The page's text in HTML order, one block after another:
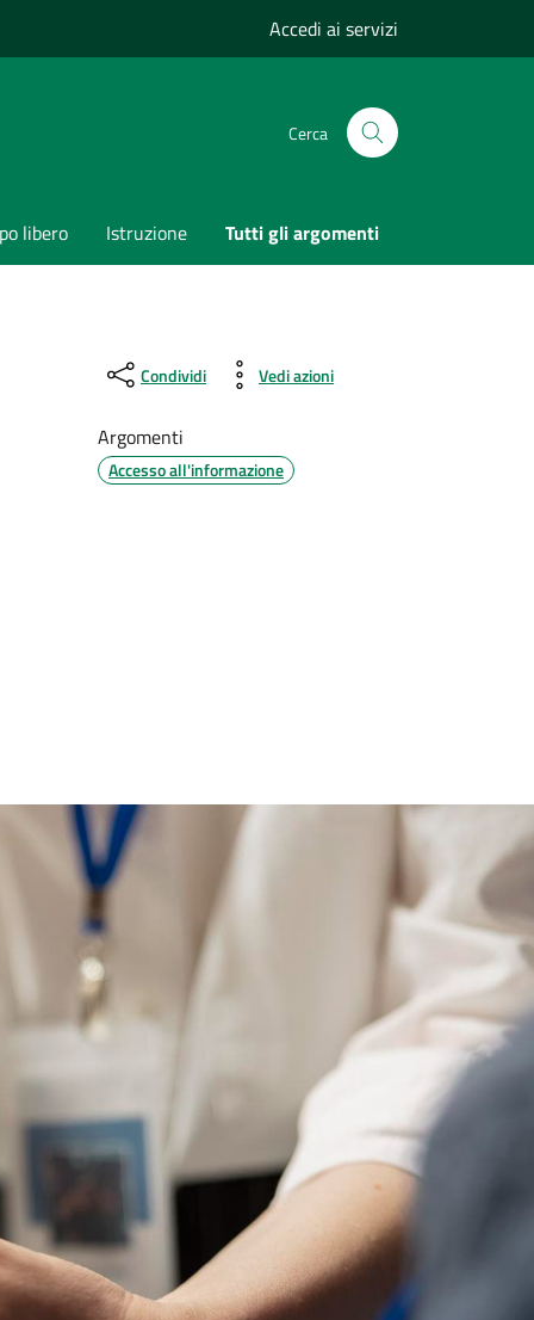
Accedi ai servizi
Cerca
libero Istruzione Tutti gli argomenti
Condividi Vedi azioni
Argomenti
Accesso all'informazione